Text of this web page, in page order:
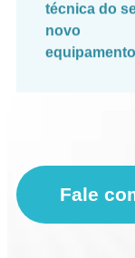
técnica do
novo
Fale